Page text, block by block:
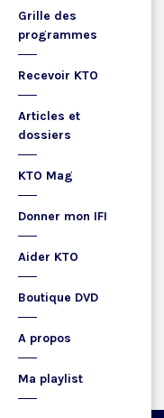
Grille des
programmes
Recevoir KTO
Articles et
dossiers
KTO Mag
Donner mon IFI
Aider KTO
Boutique DVD
A propos
Ma playlist